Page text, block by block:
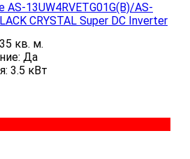
13UW4RVETG01G(B)/AS-
CRYSTAL Super DC Inverter
35 кв. м.
Да
3.5 кВт